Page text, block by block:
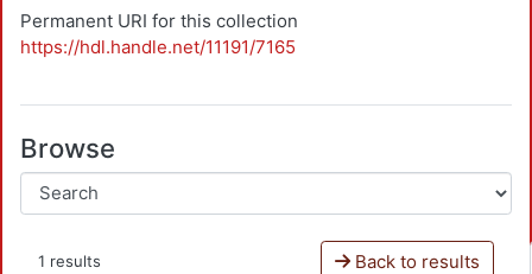
Permanent URI for this collection
https://hdl.handle.net/11191/7165
Browse
1 results Back to results